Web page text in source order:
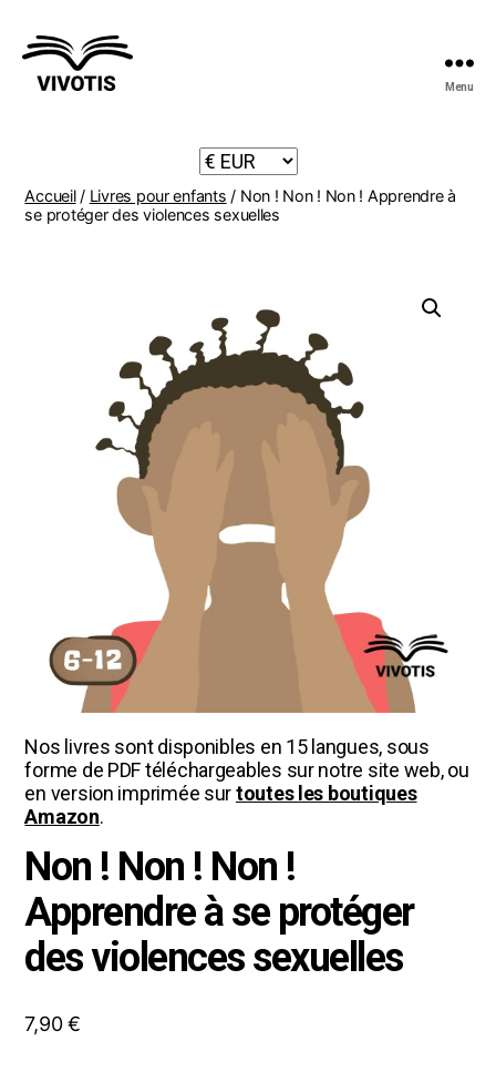
Menu
Accueil/ Livres pour enfants / Non ! Non ! Non ! Apprendre à
se protéger des violences sexuelles
Nos livres sont disponibles en 15 langues, sous
forme de PDF téléchargeables sur notre site web, ou
en version imprimée surtoutes les boutiques
Amazon.
Non ! Non ! Non !
Apprendre à se protéger
des violences sexuelles
7,90€